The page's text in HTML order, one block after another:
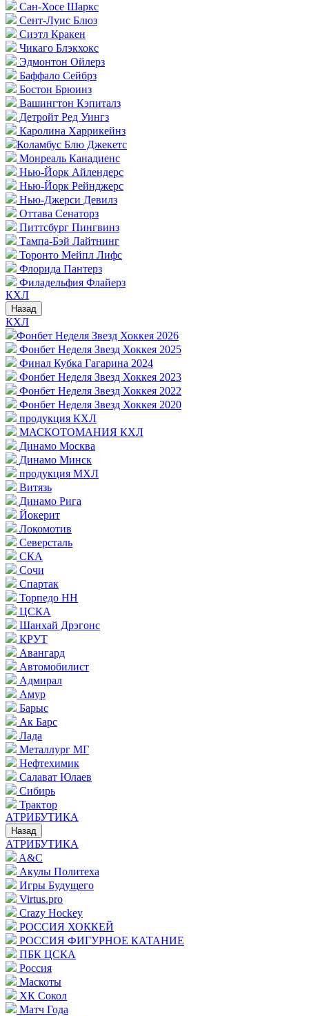
Сан-Хосе Шаркс
Сент-Луис Блюз
Сиэтл Кракен
Чикаго Блэкхокс
Эдмонтон Ойлерз
Баффало Сейбрз
Бостон Брюинз
Вашингтон Кэпиталз
Детройт Ред Уингз
Каролина Харрикейнз
Коламбус Блю Джекетс
Монреаль Канадиенс
Нью-Йорк Айлендерс
Нью-Йорк Рейнджерс
Нью-Джерси Девилз
Оттава Сенаторз
Питтсбург Пингвинз
Тампа-Бэй Лайтнинг
Торонто Мейпл Лифс
Флорида Пантерз
Филадельфия Флайерз
КХЛ
Назад
КХЛ
Фонбет Неделя Звезд Хоккея 2026
Фонбет Неделя Звезд Хоккея 2025
Финал Кубка Гагарина 2024
Фонбет Неделя Звезд Хоккея 2023
Фонбет Неделя Звезд Хоккея 2022
Фонбет Неделя Звезд Хоккея 2020
продукция КХЛ
МАСКОТОМАНИЯ КХЛ
Динамо Москва
Динамо Минск
продукция МХЛ
Витязь
Динамо Рига
Йокерит
Локомотив
Северсталь
СКА
Сочи
Спартак
Торпедо НН
ЦСКА
Шанхай Дрэгонс
КРУТ
Авангард
Автомобилист
Адмирал
Амур
Барыс
Ак Барс
Лада
Металлург МГ
Нефтехимик
Салават Юлаев
Сибирь
Трактор
АТРИБУТИКА
Назад
АТРИБУТИКА
A&C
Акулы Политеха
Игры Будущего
Virtus.pro
Crazy Hockey
РОССИЯ ХОККЕЙ
РОССИЯ ФИГУРНОЕ КАТАНИЕ
ПБК ЦСКА
Россия
Маскоты
ХК Сокол
Матч Года